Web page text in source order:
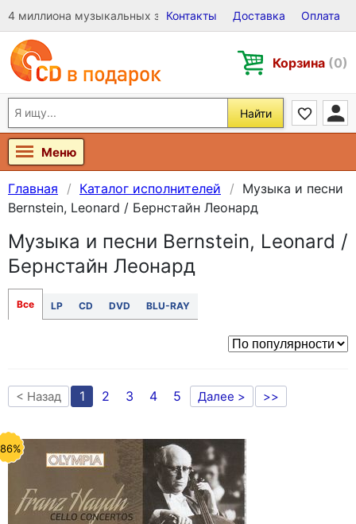
4 миллиона музыкальных записей на Виниле, CD и DVD
Контакты Доставка Оплата
Корзина (0)
Найти
Меню
Главная Каталог исполнителей
Музыка и песни
Bernstein, Leonard / Бернстайн Леонард
Музыка и песни Bernstein, Leonard /
Бернстайн Леонард
Все LP CD DVD BLU-RAY
< Назад 1 2 3 4 5 Далее > >>